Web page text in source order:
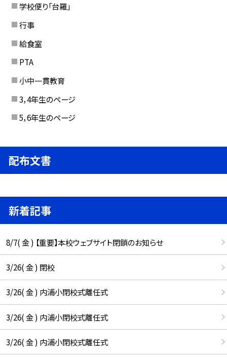
学校便り「台羅」
行事
給食室
PTA
小中一貫教育
3，4年生のページ
5，6年生のページ
配布文書
新着記事
8/7( 金 ) 【重要】本校ウェブサイト閉鎖のお知らせ
3/26( 金 ) 閉校
3/26( 金 ) 内浦小閉校式離任式
3/26( 金 ) 内浦小閉校式離任式
3/26( 金 ) 内浦小閉校式離任式